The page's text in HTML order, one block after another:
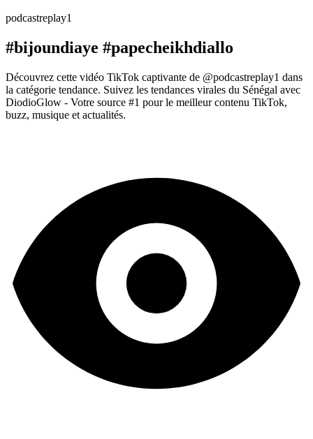
podcastreplay1
#bijoundiaye #papecheikhdiallo
Découvrez cette vidéo TikTok captivante de @podcastreplay1 dans
la catégorie tendance. Suivez les tendances virales du Sénégal avec
DiodioGlow - Votre source #1 pour le meilleur contenu TikTok,
buzz, musique et actualités.